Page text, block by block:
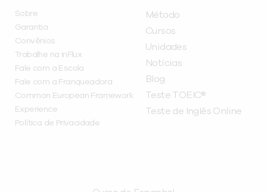
Sobre
Garantia
Convênios
Trabalhe na inFlux
Fale com a Escola
Fale com a Franqueadora
Common European Framework
Experience
Política de Privacidade
Método
Cursos
Unidades
Notícias
Blog
Teste TOEIC®
Teste de Inglês Online